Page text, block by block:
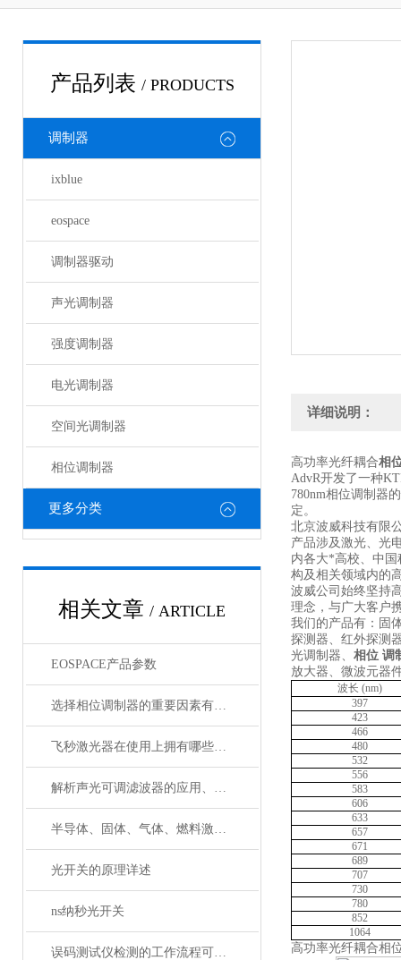
产品列表 / PRODUCTS
调制器
ixblue
eospace
调制器驱动
声光调制器
强度调制器
电光调制器
空间光调制器
相位调制器
更多分类
相关文章 / ARTICLE
EOSPACE产品参数
选择相位调制器的重要因素有哪些？你清楚吗？
飞秒激光器在使用上拥有哪些特点？
解析声光可调滤波器的应用、原理以及使用特点
半导体、固体、气体、燃料激光器有哪些典型应用？
光开关的原理详述
ns纳秒光开关
误码测试仪检测的工作流程可概括为以下几个步骤
详细说明：
高功率光纤耦合相
AdvR开发了一种
780nm相位调制器
定。
北京波威科技有限
产品涉及激光、光
内各大*高校、中
构及相关领域内的
波威公司始终坚持
理念，与广大客户
我们的产品有：固
探测器、红外探测
光调制器、 相位 调
放大器、微波元器
波长 (nm)
397
423
466
480
532
556
583
606
633
657
671
689
707
730
780
852
1064
高功率光纤耦合相